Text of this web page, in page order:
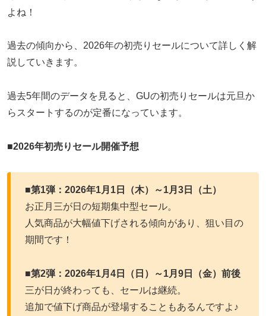
よね！
過去の傾向から、2026年の初売りセールについて詳しく解
説していきます。
過去5年間のデータを見ると、GUの初売りセールは元旦か
らスタートするのが定番になっています。
■2026年初売りセール開催予想
■第1弾：2026年1月1日（木）～1月3日（土）
お正月三が日の短期集中型セール。
人気商品が大幅値下げされる傾向があり、狙い目の
期間です！
■第2弾：2026年1月4日（日）～1月9日（金）前後
三が日が終わっても、セールは継続。
追加で値下げ商品が登場することもあるんですよ♪